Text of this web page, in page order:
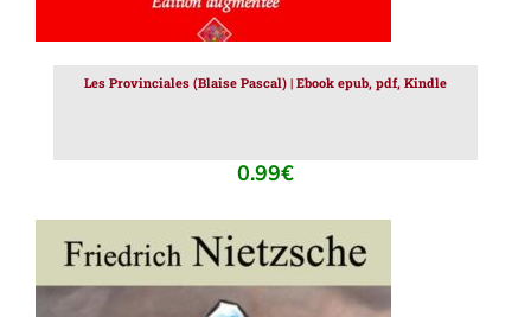
Les Provinciales (Blaise Pascal) | Ebook epub, pdf, Kindle
0.99€